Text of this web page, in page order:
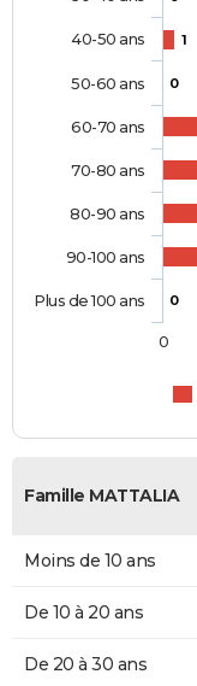
1
0
0
40-50 ans
50-60 ans
60-70 ans
70-80 ans
80-90 ans
90-100 ans
Plus de 100 ans
0
Famille MATTALIA
Moins de 10 ans
De 10 à 20 ans
De 20 à 30 ans